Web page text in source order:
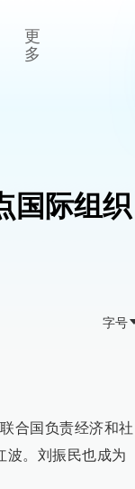
更
多
国际组织
字号
合国负责经济和社
波。刘振民也成为